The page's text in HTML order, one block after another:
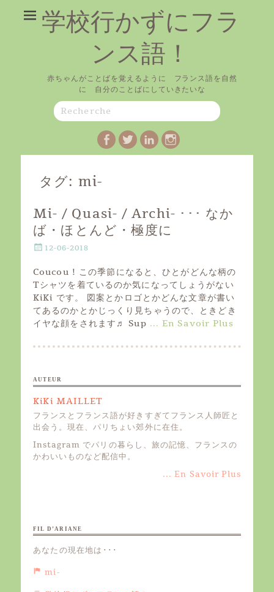
学校行かずにフラ
ンス語！
赤ちゃんがことばを覚えるように フランス語を自然
に 自分のことばにしていきたいな
Search
for:
Facebook
TwitterLinkedIn
Instagram
タグ: mi-
Mi- / Quasi- / Archi- ･･･ なか
ば・ほとんど・極度に
P
s
t
d
o
n
12-06-2018
Coucou ! この季節になると、ひとがどんな柄の
Tシャツを着ているのか気になってしょうがない
KiKi です。 図案とかロゴとかどんな文章が書い
てあるのかとかじっくり見ちゃうので、ときどき
イヤな顔をされます♬ Sup … En Savoir Plus
AUTEUR
KiKi MAILLET
フランスとフランス語が好きすぎてフランス人師匠と
出会う。現在、パリちょい郊外に在住。
Instagram でパリの暮らし、旅の記憶、フランスの
かわいいものなど配信中。
... En Savoir Plus
FIL D’ARIANE
あなたの現在地は･･･
mi-